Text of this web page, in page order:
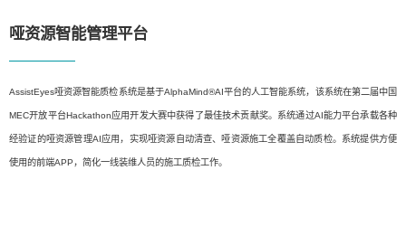
哑资源智能管理平台
AssistEyes哑资源智能质检系统是基于AlphaMind®AI平台的人工智能系统，该系统在第二届中国
MEC开放平台Hackathon应用开发大赛中获得了最佳技术贡献奖。系统通过AI能力平台承载各种
经验证的哑资源管理AI应用，实现哑资源自动清查、哑资源施工全覆盖自动质检。系统提供方便
使用的前端APP，简化一线装维人员的施工质检工作。